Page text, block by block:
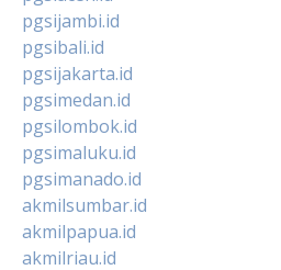
pgsijambi.id
pgsibali.id
pgsijakarta.id
pgsimedan.id
pgsilombok.id
pgsimaluku.id
pgsimanado.id
akmilsumbar.id
akmilpapua.id
akmilriau.id